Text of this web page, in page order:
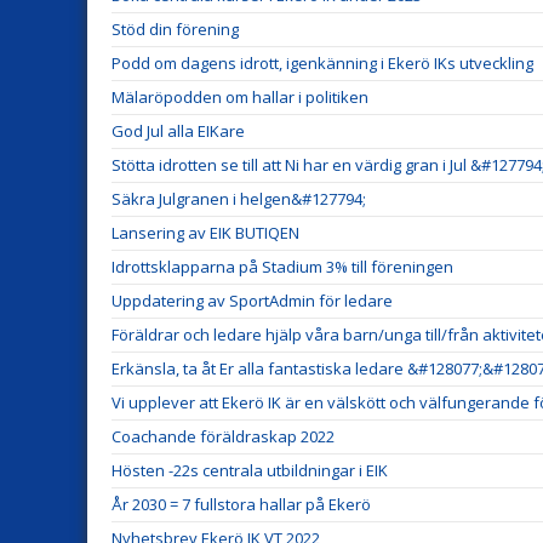
Stöd din förening
Podd om dagens idrott, igenkänning i Ekerö IKs utveckling
Mälaröpodden om hallar i politiken
God Jul alla EIKare
Stötta idrotten se till att Ni har en värdig gran i Jul &#127794;
Säkra Julgranen i helgen&#127794;
Lansering av EIK BUTIQEN
Idrottsklapparna på Stadium 3% till föreningen
Uppdatering av SportAdmin för ledare
Föräldrar och ledare hjälp våra barn/unga till/från
Erkänsla, ta åt Er alla fantastiska ledare
Vi upplever att Ekerö IK är en välskött och välfungerande
Coachande föräldraskap 2022
Hösten -22s centrala utbildningar i EIK
År 2030 = 7 fullstora hallar på Ekerö
Nyhetsbrev Ekerö IK VT 2022